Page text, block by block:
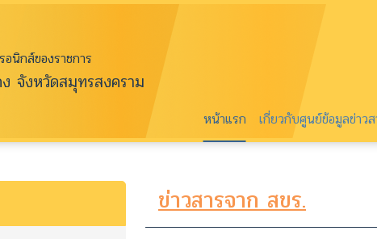
นิกส์ของราชการ
จังหวัดสมุทรสงคราม
หน้าแรก เกี่ยวกับศูนย์ข้อมูลข่าวส
ข่าวสารจาก สขร.